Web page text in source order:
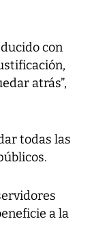
con
atrás”,
todas las
a la